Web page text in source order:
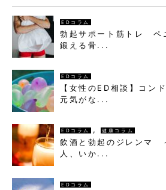
EDコラム
勃起サポート筋トレ ペ
鍛える骨...
EDコラム
【女性のED相談】コン
元気がな...
EDコラム , 健康コラム
飲酒と勃起のジレンマ
人、いか...
EDコラム